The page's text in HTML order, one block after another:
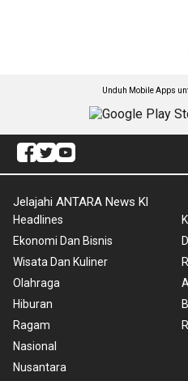
Unduh Mobile Apps
Jelajahi ANTARA News Kl
Headlines
Ekonomi Dan Bisnis
Wisata Dan Kuliner
Olahraga
Hiburan
Ragam
Nasional
Nusantara